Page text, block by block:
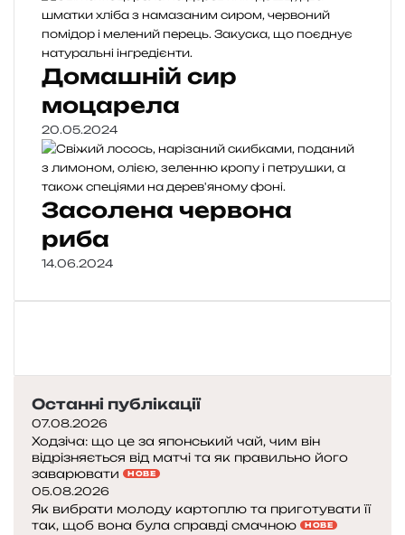
Домашній сир
моцарела
20.05.2024
Засолена червона
риба
14.06.2024
Останні публікації
07.08.2026
Ходзіча: що це за японський чай, чим він
відрізняється від матчі та як правильно його
заварювати
НОВЕ
05.08.2026
Як вибрати молоду картоплю та приготувати її
так, щоб вона була справді смачною
НОВЕ